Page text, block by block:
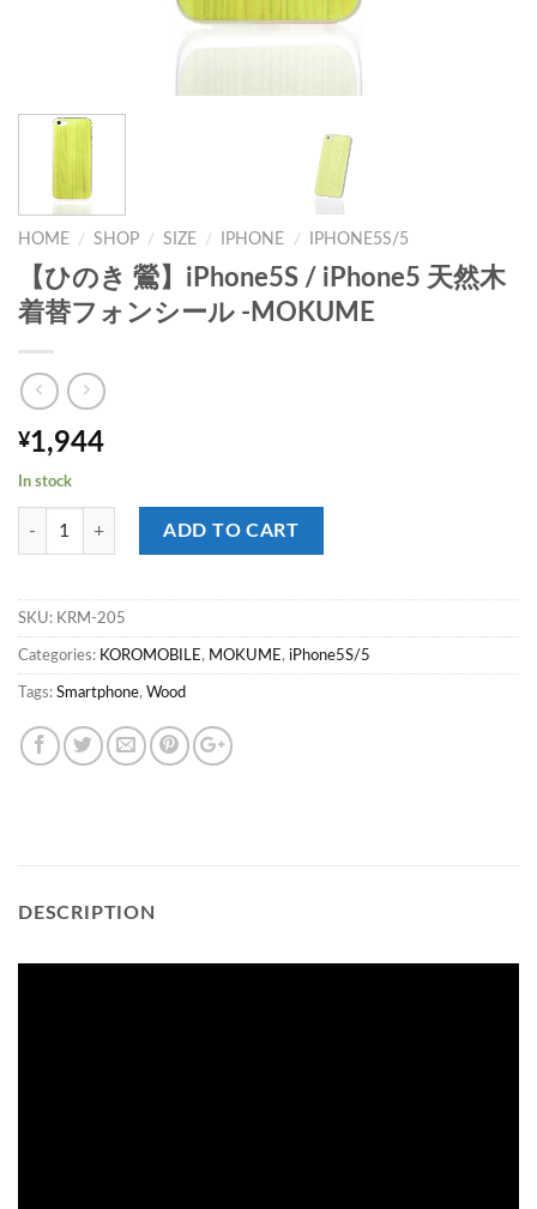
HOME / SHOP / SIZE / IPHONE / IPHONE5S/5
【ひのき 鶯】iPhone5S / iPhone5 天然木
着替フォンシール -MOKUME
¥1,944
In stock
【ひのき 鶯】iPhone5S / iPhone5 天然木 着替フォンシール -
ADD TO CART
SKU: KRM-205
Categories: KOROMOBILE , MOKUME , iPhone5S/5
Tags: Smartphone, Wood
DESCRIPTION